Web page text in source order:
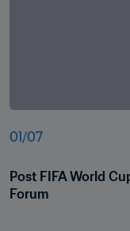
01 /07
Post FIFA World
Forum